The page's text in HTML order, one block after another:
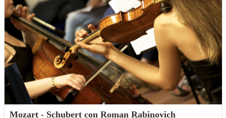
Mozart - Schubert con Roman Rabinovich